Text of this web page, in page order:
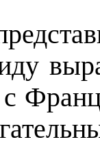
с